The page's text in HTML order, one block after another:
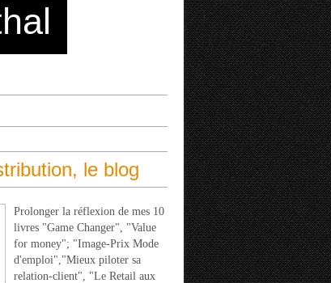
le blog
Prolonger la réflexion de mes 10
livres "Game Changer", "Value
for money"; "Image-Prix Mode
d'emploi","Mieux piloter sa
relation-client", "Le Retail aux